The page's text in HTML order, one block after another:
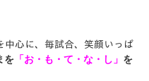
中心に、毎試合、笑顔いっぱ
を 「お・も・て・な・し」 を